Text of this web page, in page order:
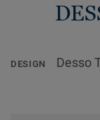
DESIGN Desso